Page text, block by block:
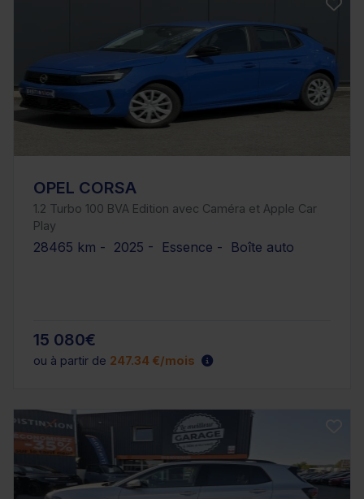
OPEL CORSA
1.2 Turbo 100 BVA Edition avec Caméra et Apple Car
Play
28465 km - 2025 - Essence - Boîte auto
15 080€
ou à partir de 247.34 €/mois